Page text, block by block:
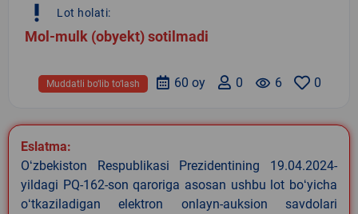
priority_high Lot holati:
Mol-mulk (obyekt) sotilmadi
0
remove_red_eye 6
0
60 oy
Muddatli bo‘lib to‘lash
Eslatma:
Oʻzbekiston Respublikasi Prezidentining 19.04.2024-
yildagi PQ-162-son qaroriga asosan ushbu lot boʻyicha
oʻtkaziladigan elektron onlayn-auksion savdolari